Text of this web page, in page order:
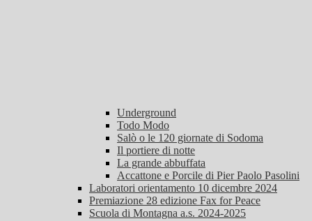
Underground
Todo Modo
Salò o le 120 giornate di Sodoma
Il portiere di notte
La grande abbuffata
Accattone e Porcile di Pier Paolo Pasolini
Laboratori orientamento 10 dicembre 2024
Premiazione 28 edizione Fax for Peace
Scuola di Montagna a.s. 2024-2025